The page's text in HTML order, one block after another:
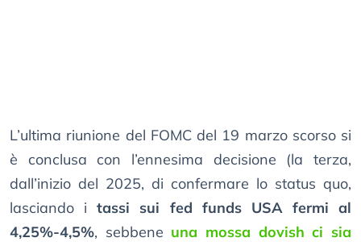
L’ultima riunione del FOMC del 19 marzo scorso si
è conclusa con l’ennesima decisione (la terza,
dall’inizio del 2025, di confermare lo status quo,
lasciando itassi sui fed funds USA fermi al
4,25%-4,5%, sebbene una mossa dovish ci sia